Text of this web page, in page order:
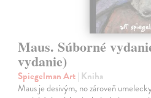
Maus. Súborné
vydanie)
Spiegelman Art| Kniha
Maus je desivým, no zároveň